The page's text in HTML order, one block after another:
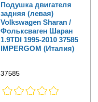
Подушка двигателя
задняя (левая)
Volkswagen Sharan /
Фольксваген Шаран
1.9TDI 1995-2010 37585
IMPERGOM (Италия)
37585